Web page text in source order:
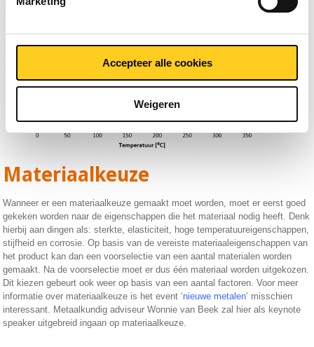
Accepteer alle cookies
Weigeren
Materiaalkeuze
Wanneer er een materiaalkeuze gemaakt moet worden, moet er eerst goed
gekeken worden naar de eigenschappen die het materiaal nodig heeft. Denk
hierbij aan dingen als: sterkte, elasticiteit, hoge temperatuureigenschappen,
stijfheid en corrosie. Op basis van de vereiste materiaaleigenschappen van
het product kan dan een voorselectie van een aantal materialen worden
gemaakt. Na de voorselectie moet er dus één materiaal worden uitgekozen.
Dit kiezen gebeurt ook weer op basis van een aantal factoren. Voor meer
informatie over materiaalkeuze is het event ‘nieuwe metalen’ misschien
interessant. Metaalkundig adviseur Wonnie van Beek zal hier als keynote
speaker uitgebreid ingaan op materiaalkeuze.